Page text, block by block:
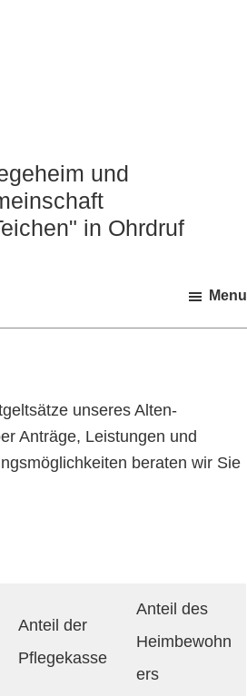
und
in Ohrdruf
Menu
unseres Alten-
Anträge, Leistungen und
beraten wir Sie
Anteil der
Pflegekasse
Anteil des
Heimbewohn
ers